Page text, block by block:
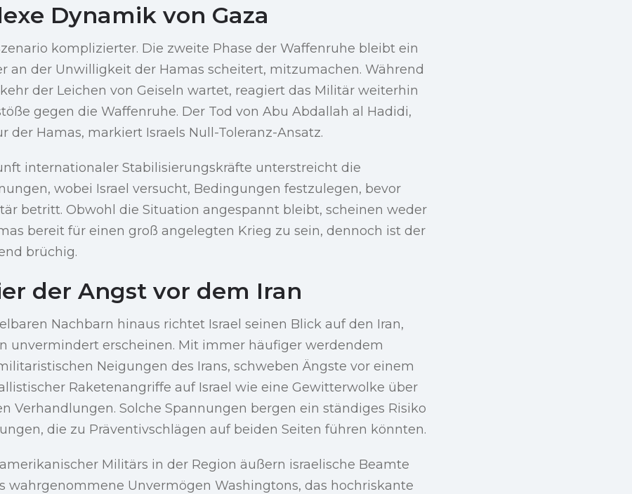
Dynamik von Gaza
komplizierter. Die zweite Phase der Waffenruhe bleibt ein
an der Unwilligkeit der Hamas scheitert, mitzumachen. Während
der Leichen von Geiseln wartet, reagiert das Militär weiterhin
gegen die Waffenruhe. Der Tod von Abu Abdallah al Hadidi,
der Hamas, markiert Israels Null-Toleranz-Ansatz.
internationaler Stabilisierungskräfte unterstreicht die
wobei Israel versucht, Bedingungen festzulegen, bevor
betritt. Obwohl die Situation angespannt bleibt, scheinen weder
bereit für einen groß angelegten Krieg zu sein, dennoch ist der
brüchig.
der Angst vor dem Iran
Nachbarn hinaus richtet Israel seinen Blick auf den Iran,
unvermindert erscheinen. Mit immer häufiger werdendem
Neigungen des Irans, schweben Ängste vor einem
Raketenangriffe auf Israel wie eine Gewitterwolke über
Verhandlungen. Solche Spannungen bergen ein ständiges Risiko
die zu Präventivschlägen auf beiden Seiten führen könnten.
Militärs in der Region äußern israelische Beamte
wahrgenommene Unvermögen Washingtons, das hochriskante